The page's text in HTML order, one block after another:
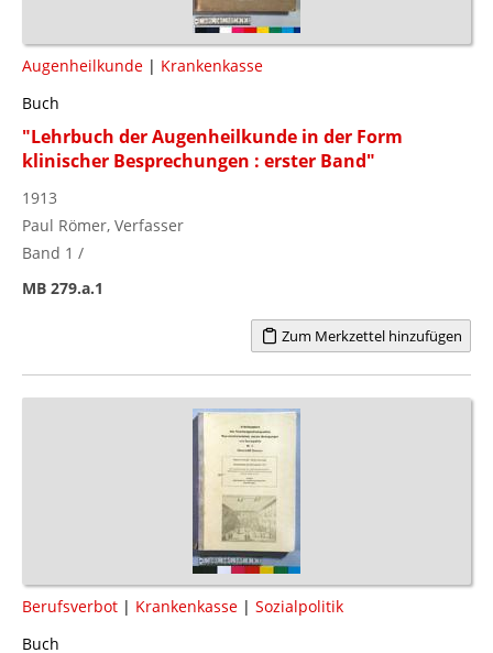
Augenheilkunde | Krankenkasse
Buch
"Lehrbuch der Augenheilkunde in der Form
klinischer Besprechungen : erster Band"
1913
Paul Römer, Verfasser
Band 1 /
MB 279.a.1
Zum Merkzettel hinzufügen
Berufsverbot | Krankenkasse | Sozialpolitik
Buch